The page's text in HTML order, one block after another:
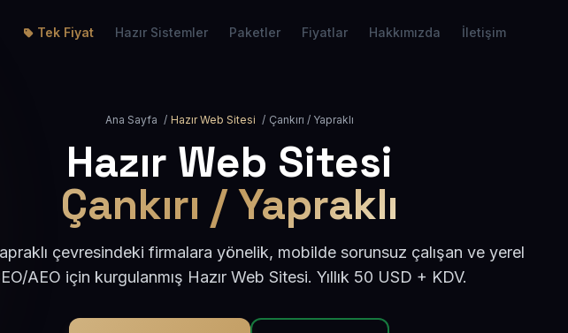
Tek Fiyat Hazır Sistemler Paketler Fiyatlar Hakkımızda İletişim
Ana Sayfa / Hazır Web Sitesi / Çankırı / Yapraklı
Hazır Web Sitesi
Çankırı / Yapraklı
çevresindeki firmalara yönelik, mobilde sorunsuz çalışan ve yerel
AEO için kurgulanmış Hazır Web Sitesi. Yıllık 50 USD + KDV.